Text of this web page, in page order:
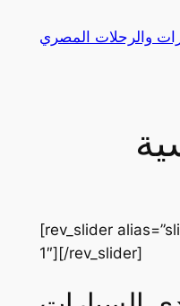
والرحلات المصري
[rev_slider
1″][/rev_slider]